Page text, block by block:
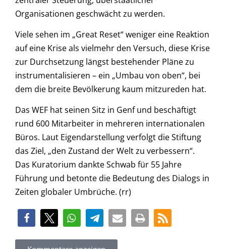
Organisationen geschwächt zu werden.
Viele sehen im „Great Reset“ weniger eine Reaktion
auf eine Krise als vielmehr den Versuch, diese Krise
zur Durchsetzung längst bestehender Pläne zu
instrumentalisieren – ein „Umbau von oben“, bei
dem die breite Bevölkerung kaum mitzureden hat.
Das WEF hat seinen Sitz in Genf und beschäftigt
rund 600 Mitarbeiter in mehreren internationalen
Büros. Laut Eigendarstellung verfolgt die Stiftung
das Ziel, „den Zustand der Welt zu verbessern“.
Das Kuratorium dankte Schwab für 55 Jahre
Führung und betonte die Bedeutung des Dialogs in
Zeiten globaler Umbrüche. (rr)